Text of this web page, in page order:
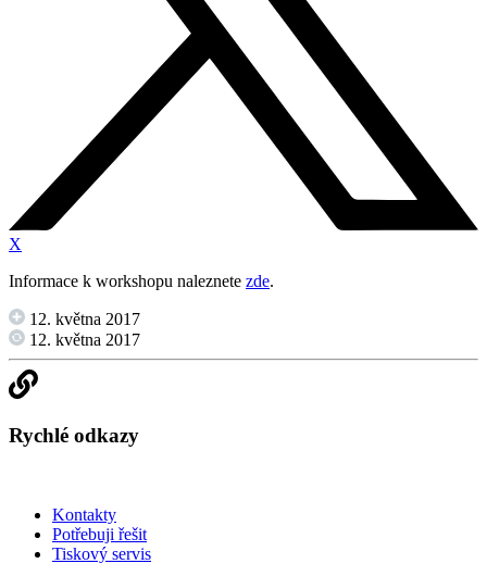
X
Informace k workshopu naleznete zde.
12. května 2017
12. května 2017
Rychlé odkazy
Kontakty
Potřebuji řešit
Tiskový servis